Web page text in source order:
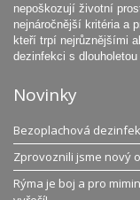
nepoškozují životní
nejnáročnější kritéria a
kteří trpí nejrůznějšími
dezinfekci s dlouholetou
Novinky
Bezoplachová
Zprovoznili jsme nový
Rýma je boj a pro